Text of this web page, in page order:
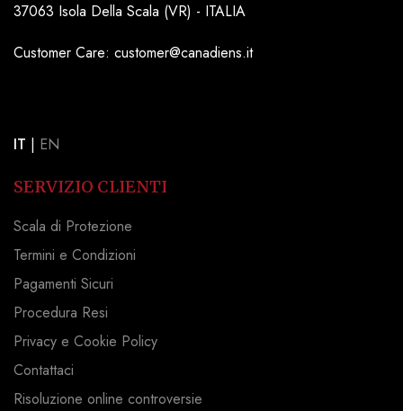
37063 Isola Della Scala (VR) - ITALIA
Customer Care: customer@canadiens.it
IT | EN
SERVIZIO CLIENTI
Scala di Protezione
Termini e Condizioni
Pagamenti Sicuri
Procedura Resi
Privacy e Cookie Policy
Contattaci
Risoluzione online controversie